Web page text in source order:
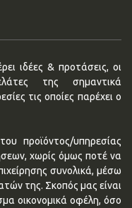
ιδέες & προτάσεις, οι
της σημαντικά
τις οποίες παρέχει ο
προϊόντος/υπηρεσίας
χωρίς όμως ποτέ να
συνολικά, μέσω
της. Σκοπός μας είναι
οικονομικά οφέλη, όσο